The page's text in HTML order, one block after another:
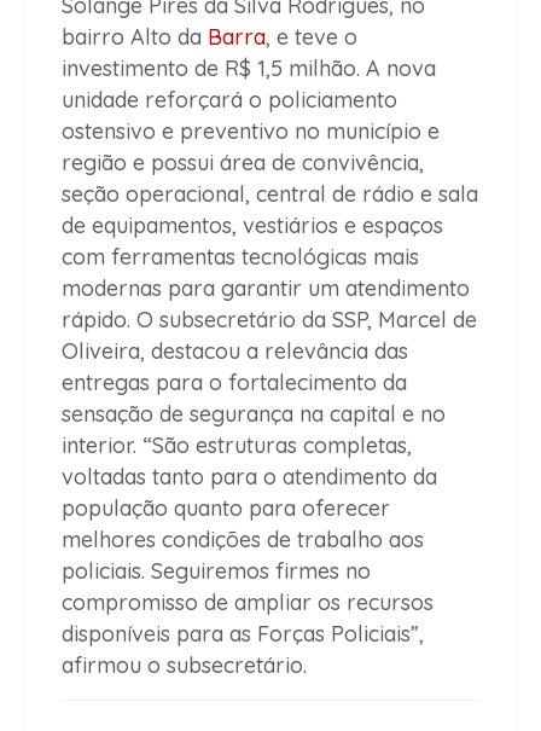
bairro Alto da Barra, e teve o
investimento de R$ 1,5 milhão. A nova
unidade reforçará o policiamento
ostensivo e preventivo no município e
região e possui área de convivência,
seção operacional, central de rádio e sala
de equipamentos, vestiários e espaços
com ferramentas tecnológicas mais
modernas para garantir um atendimento
rápido. O subsecretário da SSP, Marcel de
Oliveira, destacou a relevância das
entregas para o fortalecimento da
sensação de segurança na capital e no
interior. “São estruturas completas,
voltadas tanto para o atendimento da
população quanto para oferecer
melhores condições de trabalho aos
policiais. Seguiremos firmes no
compromisso de ampliar os recursos
disponíveis para as Forças Policiais”,
afirmou o subsecretário.